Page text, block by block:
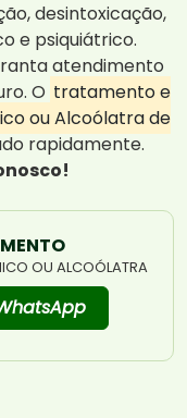
desintoxicação,
e psiquiátrico.
atendimento
O tratamento e
ou Alcoólatra de
rapidamente.
OU ALCOÓLATRA